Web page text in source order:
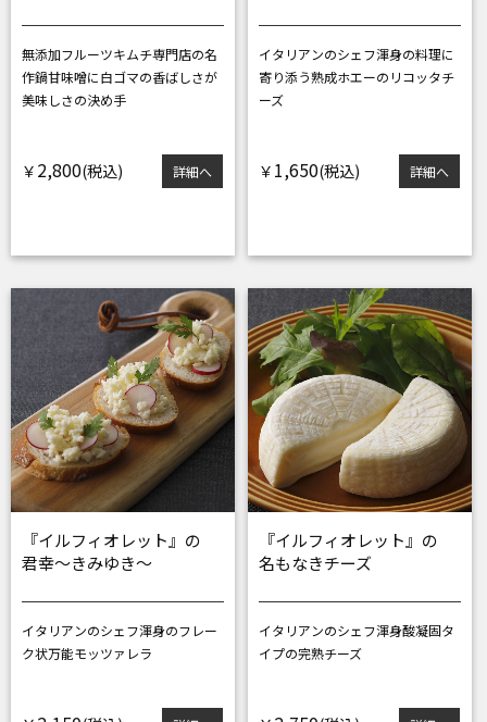
無添加フルーツキムチ専門店の名
作鍋甘味噌に白ゴマの香ばしさが
美味しさの決め手
￥ 2,800 詳細へ
イタリアンのシェフ渾身の料理に
寄り添う熟成ホエーのリコッタチ
ーズ
￥ 1,650 詳細へ
『イルフィオレット』の
君幸～きみゆき～
イタリアンのシェフ渾身のフレー
ク状万能モッツァレラ
『イルフィオレット』の
名もなきチーズ
イタリアンのシェフ渾身酸凝固タ
イプの完熟チーズ